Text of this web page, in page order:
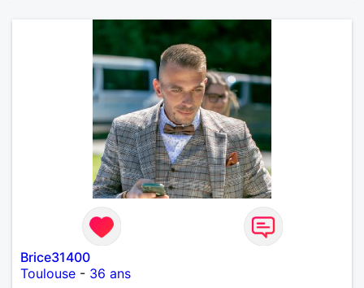
Brice31400
Toulouse - 36 ans